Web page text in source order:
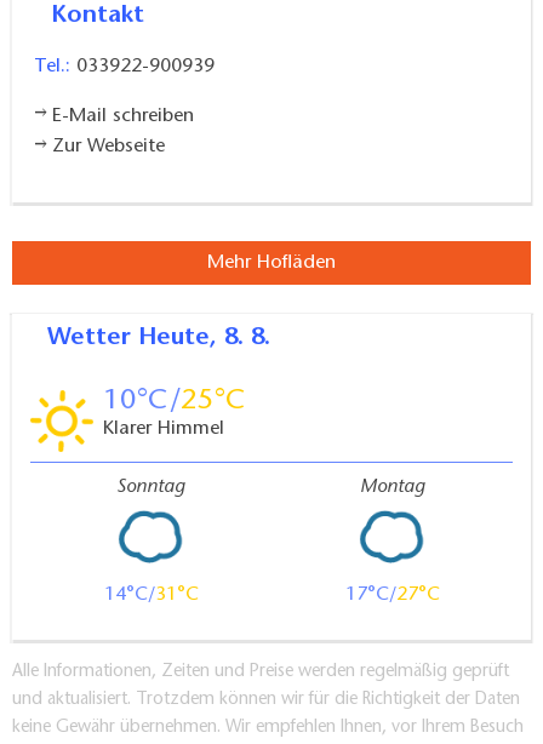
Kontakt
Tel.: 033922-900939
E-Mail schreiben
Zur Webseite
Mehr Hofläden
Wetter Heute, 8. 8.
10 25
Klarer Himmel
Sonntag
14 31
Montag
17 27
Alle Informationen, Zeiten und Preise werden regelmäßig geprüft
und aktualisiert. Trotzdem können wir für die Richtigkeit der Daten
keine Gewähr übernehmen. Wir empfehlen Ihnen, vor Ihrem Besuch